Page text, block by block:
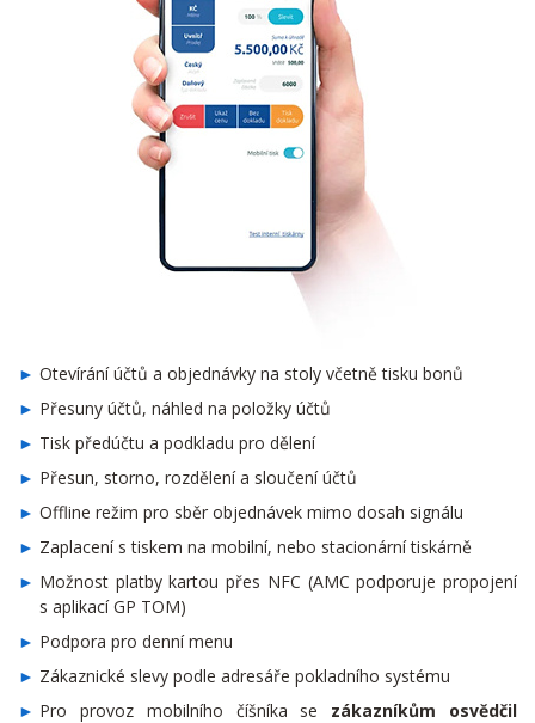
Otevírání účtů a objednávky na stoly včetně tisku bonů
Přesuny účtů, náhled na položky účtů
Tisk předúčtu a podkladu pro dělení
Přesun, storno, rozdělení a sloučení účtů
Offline režim pro sběr objednávek mimo dosah signálu
Zaplacení s tiskem na mobilní, nebo stacionární tiskárně
Možnost platby kartou přes NFC (AMC podporuje propojení
s aplikací GP TOM)
Podpora pro denní menu
Zákaznické slevy podle adresáře pokladního systému
Pro provoz mobilního číšníka se zákazníkům osvědčil